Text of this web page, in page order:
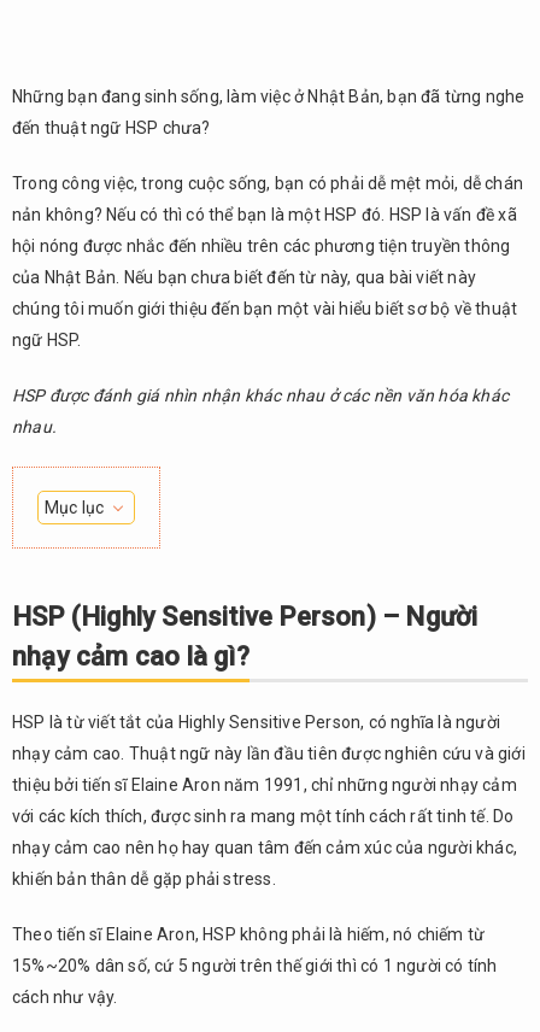
Những bạn đang sinh sống, làm việc ở Nhật Bản, bạn đã từng nghe
đến thuật ngữ HSP chưa?
Trong công việc, trong cuộc sống, bạn có phải dễ mệt mỏi, dễ chán
nản không? Nếu có thì có thể bạn là một HSP đó. HSP là vấn đề xã
hội nóng được nhắc đến nhiều trên các phương tiện truyền thông
của Nhật Bản. Nếu bạn chưa biết đến từ này, qua bài viết này
chúng tôi muốn giới thiệu đến bạn một vài hiểu biết sơ bộ về thuật
ngữ HSP.
HSP được đánh giá nhìn nhận khác nhau ở các nền văn hóa khác
nhau.
Mục lục
1.
HSP
Sensitive
Person)
– Người
nhạy
là gì?
Trắc
nghiệm
tính
cách
nhạy
cảm
cao
HSP (Highly Sensitive Person) – Người
nhạy cảm cao là gì?
HSP là từ viết tắt của Highly Sensitive Person, có nghĩa là người
nhạy cảm cao. Thuật ngữ này lần đầu tiên được nghiên cứu và giới
thiệu bởi tiến sĩ Elaine Aron năm 1991, chỉ những người nhạy cảm
với các kích thích, được sinh ra mang một tính cách rất tinh tế. Do
nhạy cảm cao nên họ hay quan tâm đến cảm xúc của người khác,
khiến bản thân dễ gặp phải stress.
Theo tiến sĩ Elaine Aron, HSP không phải là hiếm, nó chiếm từ
15%~20% dân số, cứ 5 người trên thế giới thì có 1 người có tính
cách như vậy.